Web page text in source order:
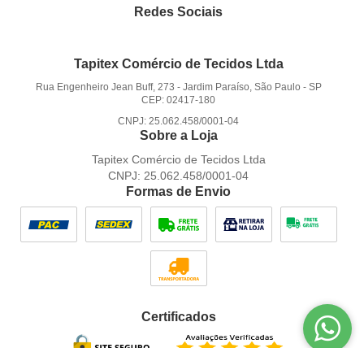
Redes Sociais
Tapitex Comércio de Tecidos Ltda
Rua Engenheiro Jean Buff, 273 - Jardim Paraíso, São Paulo - SP
CEP: 02417-180
CNPJ: 25.062.458/0001-04
Sobre a Loja
Tapitex Comércio de Tecidos Ltda
CNPJ: 25.062.458/0001-04
Formas de Envio
Certificados